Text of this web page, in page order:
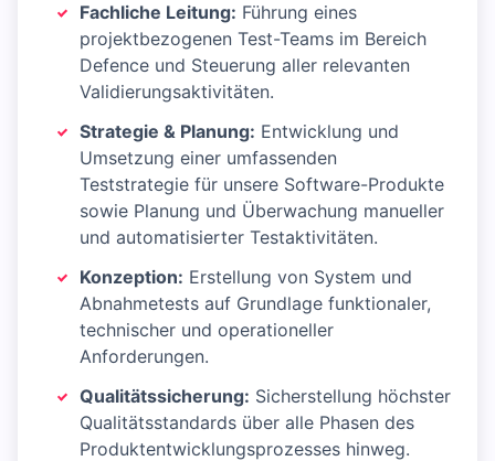
Fachliche Leitung: Führung eines
projektbezogenen Test-Teams im Bereich
Defence und Steuerung aller relevanten
Validierungsaktivitäten.
Strategie & Planung: Entwicklung und
Umsetzung einer umfassenden
Teststrategie für unsere Software-Produkte
sowie Planung und Überwachung manueller
und automatisierter Testaktivitäten.
Konzeption: Erstellung von System und
Abnahmetests auf Grundlage funktionaler,
technischer und operationeller
Anforderungen.
Qualitätssicherung: Sicherstellung höchster
Qualitätsstandards über alle Phasen des
Produktentwicklungsprozesses hinweg.